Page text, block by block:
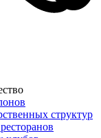
структур